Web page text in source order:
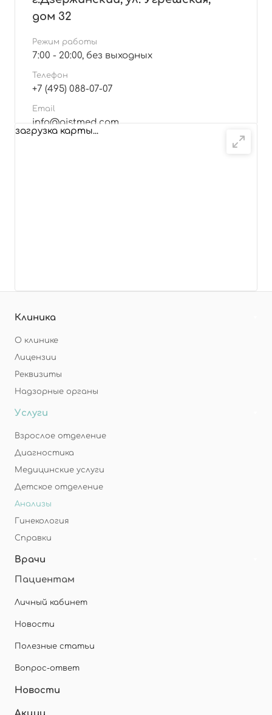
дом 32
Режим работы
7:00 - 20:00, без выходных
Телефон
+7 (495) 088-07-07
Email
info@aistmed.com
загрузка карты...
Клиника
О клинике
Лицензии
Реквизиты
Надзорные органы
Услуги
Взрослое отделение
Диагностика
Медицинские услуги
Детское отделение
Анализы
Гинекология
Справки
Врачи
Пациентам
Личный кабинет
Новости
Полезные статьи
Вопрос-ответ
Новости